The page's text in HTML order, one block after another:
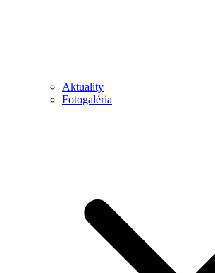
Aktuality
Fotogaléria